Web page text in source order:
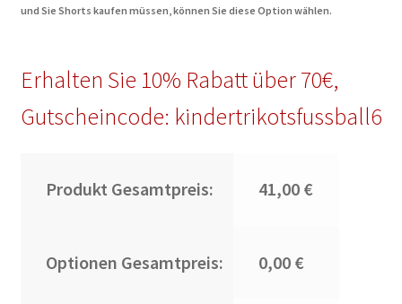
und Sie Shorts kaufen müssen, können Sie diese Option wählen.
Erhalten Sie 10% Rabatt über 70€,
Gutscheincode: kindertrikotsfussball6
Produkt Gesamtpreis: 41,00 €
Optionen Gesamtpreis: 0,00 €